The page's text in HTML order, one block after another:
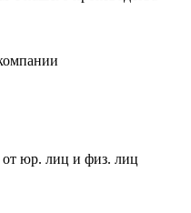
от юр. лиц и физ. лиц